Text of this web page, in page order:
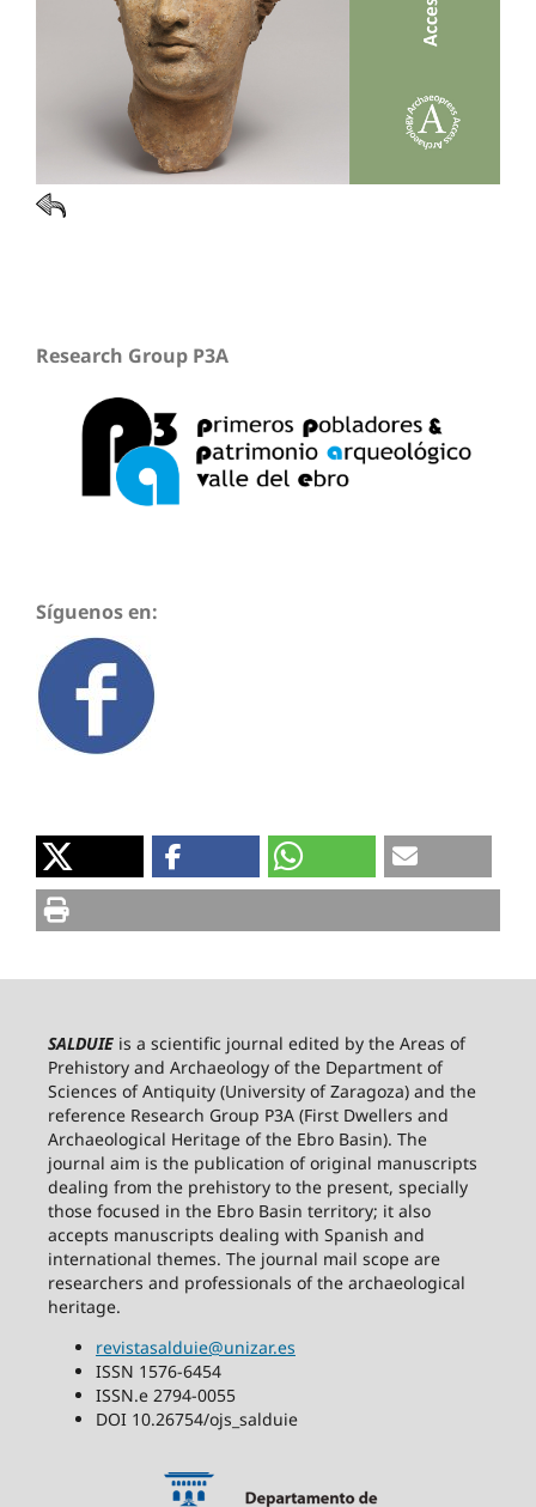
Research Group P3A
Síguenos en:
SALDUIE is a scientific journal edited by the Areas of
Prehistory and Archaeology of the Department of
Sciences of Antiquity (University of Zaragoza) and the
reference Research Group P3A (First Dwellers and
Archaeological Heritage of the Ebro Basin). The
journal aim is the publication of original manuscripts
dealing from the prehistory to the present, specially
those focused in the Ebro Basin territory; it also
accepts manuscripts dealing with Spanish and
international themes. The journal mail scope are
researchers and professionals of the archaeological
heritage.
revistasalduie@unizar.es
ISSN 1576-6454
ISSN.e 2794-0055
DOI 10.26754/ojs_salduie